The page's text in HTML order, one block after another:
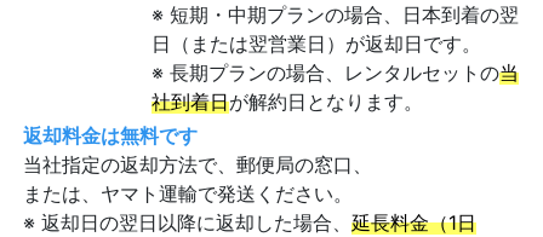
※ 短期・中期プランの場合、日本到着の翌
日（または翌営業日）が返却日です。
※ 長期プランの場合、レンタルセットの当
社到着日が解約日となります。
返却料金は無料です
当社指定の返却方法で、郵便局の窓口、
または、ヤマト運輸で発送ください。
※ 返却日の翌日以降に返却した場合、 延長料金（1日